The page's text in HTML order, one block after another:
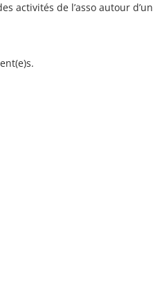
activités de l’asso autour d’un